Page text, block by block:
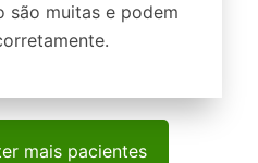
são muitas e podem
mais pacientes